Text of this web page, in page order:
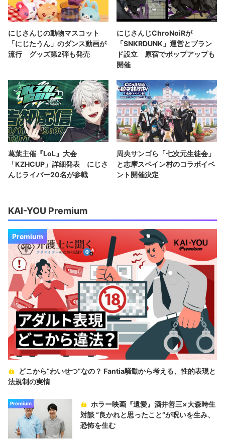
にじさんじの動物マスコット
「にじたうん」のダンス動画が
流行 グッズ第2弾も発売
にじさんじChroNoiRが
「SNKRDUNK」運営とブラン
ド設立 原宿でポップアップも
開催
葛葉主催『LoL』大会
「KZHCUP」詳細発表 にじさ
んじライバー20名が参戦
周央サンゴら「七次元生徒会」
と志摩スペイン村のコラボイベ
ント開催決定
KAI-YOU Premium
Premium
どこから“わいせつ”なの？ Fantia騒動から考える、性的表現と
法規制の実情
Premium
ホラー映画『遺愛』酒井善三×大森時生
対談 “良かれと思ったこと“が呪いを生み、
恐怖を生む